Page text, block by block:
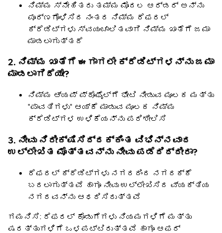
ನಿಮ್ಮ ಸ್ನೇಹಿತರು ತಮ್ಮ ಮೊದಲ ಆರ್ಡರ್ ಅನ್ನು
ಪೂರ್ಣಗೊಳಿಸಿದ ನಂತರ ನಿಮ್ಮ ರೆಫರಲ್
ಕ್ರೆಡಿಟ್‌ಗಳು ಸ್ವಯಂಚಾಲಿತವಾಗಿ ನಿಮ್ಮ ಖಾತೆಗೆ ಜಮಾ
ಮಾಡಲಾಗುತ್ತದೆ
2. ನಿಮ್ಮ ಖಾತೆಗೆ ಈಗಾಗಲೇ ಕ್ರೆಡಿಟ್‌ಗಳನ್ನು ಜಮಾ
ಮಾಡಲಾಗಿದೆಯೇ?
ನಿಮ್ಮ ಆ್ಯಪ್ ಪ್ರೊಫೈಲ್‌ಗೆ ಭೇಟಿ ನೀಡುವ ಮೂಲಕ ಮತ್ತು
"ಪಾವತಿಗಳು" ಆಯ್ಕೆ ಮಾಡುವ ಮೂಲಕ ನಿಮ್ಮ
ಕ್ರೆಡಿಟ್‌ಗಳ ಉಳಿಕೆಯನ್ನು ಪರಿಶೀಲಿಸಿ
3. ನೀವು ನಿರೀಕ್ಷಿಸಿದ್ದಕ್ಕಿಂತ ವಿಭಿನ್ನವಾದ
ಉಲ್ಲೇಖಿತ ಮೊತ್ತವನ್ನು ನೀವು ಪಡೆದಿದ್ದೀರಾ?
ರೆಫರಲ್ ಕ್ರೆಡಿಟ್‌ಗಳು ನಗರದಿಂದ ನಗರಕ್ಕೆ
ಬದಲಾಗುತ್ತವೆ ಹಾಗೂ ನೀವು ಉಲ್ಲೇಖಿಸಿದ ವ್ಯಕ್ತಿಯ
ನಗರವನ್ನು ಆಧರಿಸಿರುತ್ತವೆ
ಗಮನಿಸಿ: ರೆಫರಲ್ ಕೊಡುಗೆಗಳು ನಿಯಮಗಳಿಗೆ ಮತ್ತು
ಷರತ್ತುಗಳಿಗೆ ಒಳಪಟ್ಟಿರುತ್ತವೆ ಹಾಗೂ ಆಫರ್